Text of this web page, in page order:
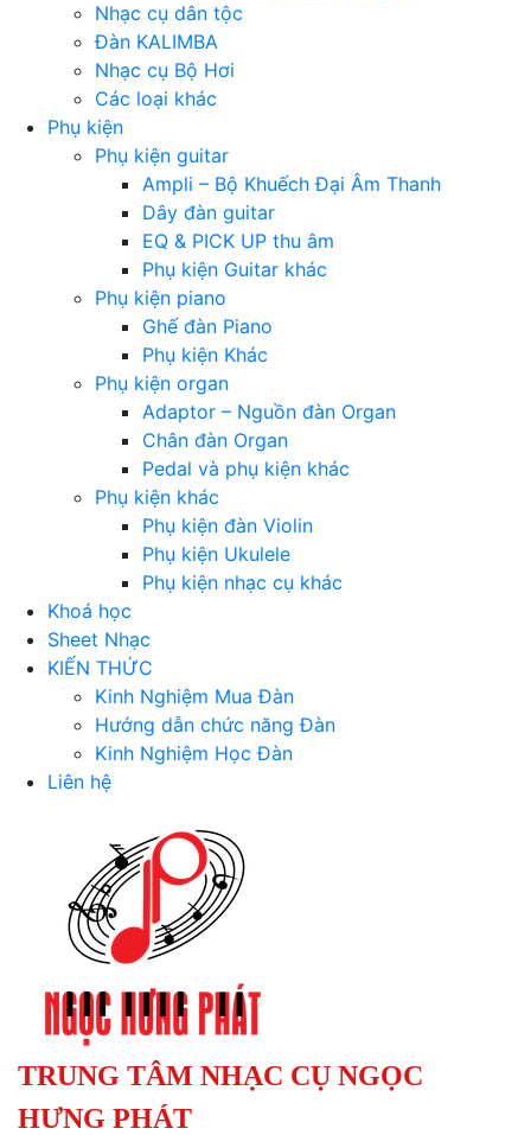
Nhạc cụ dân tộc
Đàn KALIMBA
Nhạc cụ Bộ Hơi
Các loại khác
Phụ kiện
Phụ kiện guitar
Ampli – Bộ Khuếch Đại Âm Thanh
Dây đàn guitar
EQ & PICK UP thu âm
Phụ kiện Guitar khác
Phụ kiện piano
Ghế đàn Piano
Phụ kiện Khác
Phụ kiện organ
Adaptor – Nguồn đàn Organ
Chân đàn Organ
Pedal và phụ kiện khác
Phụ kiện khác
Phụ kiện đàn Violin
Phụ kiện Ukulele
Phụ kiện nhạc cụ khác
Khoá học
Sheet Nhạc
KIẾN THỨC
Kinh Nghiệm Mua Đàn
Hướng dẫn chức năng Đàn
Kinh Nghiệm Học Đàn
Liên hệ
TRUNG TÂM NHẠC CỤ NGỌC
HƯNG PHÁT